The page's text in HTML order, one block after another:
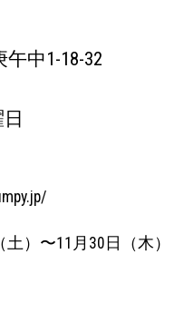
中1-18-32
）〜11月30日（木）